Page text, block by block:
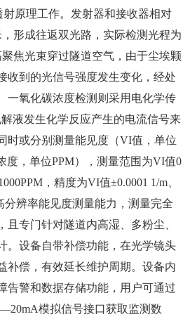
射原理工作。发射器和接收器相对
形成往返双光路，实际检测光程为
焦光束穿过隧道空气，由于尘埃颗
收到的光信号强度发生变化，经处
一氧化碳浓度检测则采用电化学传
液发生化学反应产生的电流信号来
时或分别测量能见度（VI值，单位
度，单位PPM），测量范围为VI值0
，精度为VI值±0.0001 1/m、
分辨率能见度测量能力，测量完全
且专门针对隧道内高湿、多粉尘、
。设备自带补偿功能，在光学镜头
补偿，有效延长维护周期。设备内
告警和数据存储功能，用户可通过
模拟信号接口获取监测数